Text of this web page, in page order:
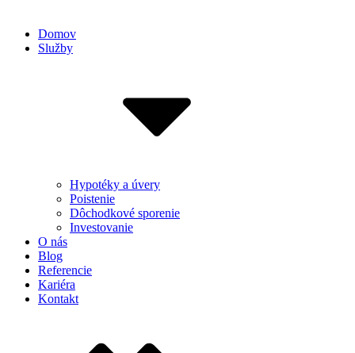
Domov
Služby
Hypotéky a úvery
Poistenie
Dôchodkové sporenie
Investovanie
O nás
Blog
Referencie
Kariéra
Kontakt